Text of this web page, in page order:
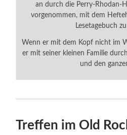
an durch die Perry-Rhodan-
vorgenommen, mit dem
Lesetagebuch
Wenn er mit dem Kopf nicht im
er mit seiner kleinen Familie
und den
Treffen im Old